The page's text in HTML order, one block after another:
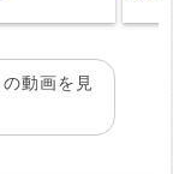
動画を見